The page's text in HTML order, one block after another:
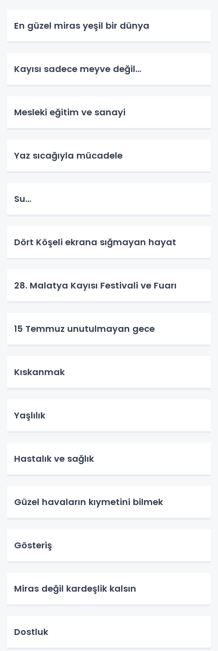
En güzel miras yeşil bir dünya
Kayısı sadece meyve değil…
Mesleki eğitim ve sanayi
Yaz sıcağıyla mücadele
Su…
Dört Köşeli ekrana sığmayan hayat
28. Malatya Kayısı Festivali ve Fuarı
15 Temmuz unutulmayan gece
Kıskanmak
Yaşlılık
Hastalık ve sağlık
Güzel havaların kıymetini bilmek
Gösteriş
Miras değil kardeşlik kalsın
Dostluk